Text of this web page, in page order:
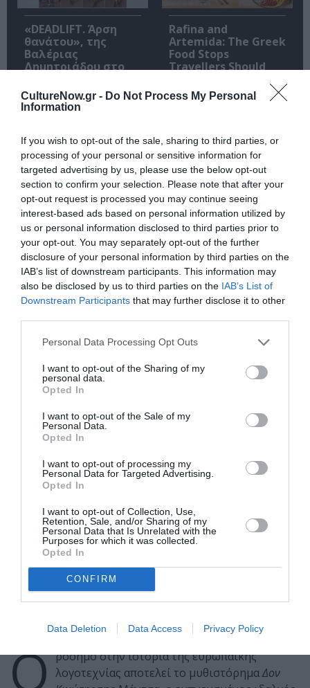
CultureNow.gr - Do Not Process My Personal
Information
If you wish to opt-out of the sale, sharing to third parties, or
processing of your personal or sensitive information for
targeted advertising by us, please use the below opt-out
section to confirm your selection. Please note that after your
opt-out request is processed you may continue seeing
interest-based ads based on personal information utilized by
us or personal information disclosed to third parties prior to
your opt-out. You may separately opt-out of the further
disclosure of your personal information by third parties on the
IAB’s list of downstream participants. This information may
also be disclosed by us to third parties on the IAB’s List of
Downstream Participants that may further disclose it to other
Personal Data Processing Opt Outs
I want to opt-out of the Sharing of my
personal data.
Opted In
I want to opt-out of the Sale of my
Personal Data.
Opted In
I want to opt-out of processing my
Personal Data for Targeted Advertising.
Opted In
I want to opt-out of Collection, Use,
Retention, Sale, and/or Sharing of my
Personal Data that Is Unrelated with the
Purposes for which it was collected.
Opted In
CONFIRM
Data Deletion Data Access Privacy Policy
«DEADLIFT. Άρση
θανάτου», της
Βαλέριας
Δημητριάδου στο
Rafina and
Artemida: The Greek
Food Stops
Travellers Should
Απόστολος
Χαντζαράς –
«Κλεμμένος
Πειρατής» &
“Beauty and Blue”:
Διπλή παράλληλη
έκθεση στην Πάτμο
Η Ελεωνόρα
Ζουγανέλη για δύο
μοναδικές
συναυλίες στην
Κρήτη
Δον Κιχώτης από το
ΔΗ.ΠΕ.ΘΕ Κοζάνης
CULTURENOW 29-06-2009 / 13:53
Ορόσημο στην ιστορία της ευρωπαϊκής
λογοτεχνίας αποτελεί το μυθιστόρημα Δον
Κιχώτης της Μάντσα, ο εμπνευσμένος ιδαλγός
του Μιγκέλ ντε Θερβάντες, που παρουσιά…
Ο ρόσημο στην ιστορία της ευρωπαϊκής
λογοτεχνίας αποτελεί το μυθιστόρημαΔον